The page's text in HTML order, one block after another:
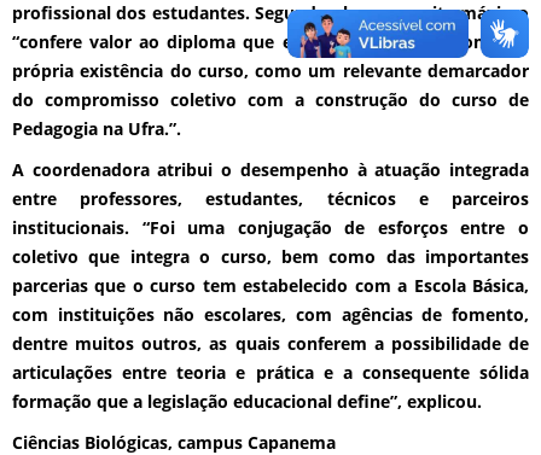
profissional dos estudantes. Segundo ela, o conceito máximo
“confere valor ao diploma que este receberá, bem como na
própria existência do curso, como um relevante demarcador
do compromisso coletivo com a construção do curso de
Pedagogia na Ufra.”.
A coordenadora atribui o desempenho à atuação integrada
entre professores, estudantes, técnicos e parceiros
institucionais. “Foi uma conjugação de esforços entre o
coletivo que integra o curso, bem como das importantes
parcerias que o curso tem estabelecido com a Escola Básica,
com instituições não escolares, com agências de fomento,
dentre muitos outros, as quais conferem a possibilidade de
articulações entre teoria e prática e a consequente sólida
formação que a legislação educacional define”, explicou.
Ciências Biológicas, campus Capanema